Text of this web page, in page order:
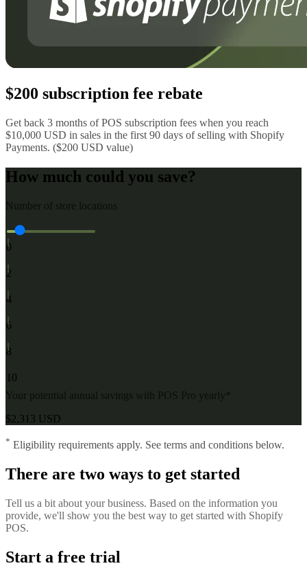
$200 subscription fee rebate
Get back 3 months of POS subscription fees when you reach
$10,000 USD in sales in the first 90 days of selling with Shopify
Payments. ($200 USD value)
How much could you save?
Number of store locations
0
1
2
3
4
5
67
89
10
Your potential annual savings with POS Pro yearly*
$2,313 USD
* Eligibility requirements apply. See terms and conditions below.
There are two ways to get started
Tell us a bit about your business. Based on the information you
provide, we'll show you the best way to get started with Shopify
POS.
Start a free trial